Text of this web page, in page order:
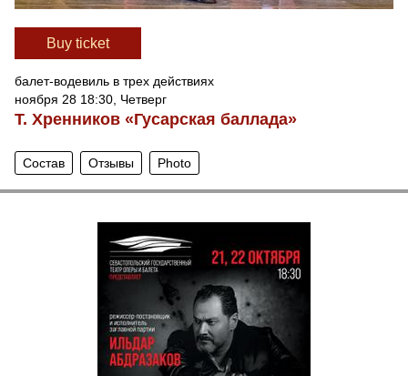
Вuy ticket
балет-водевиль в трех действиях
ноября 28 18:30, Четверг
Т. Хренников «Гусарская баллада»
Состав Отзывы Photo